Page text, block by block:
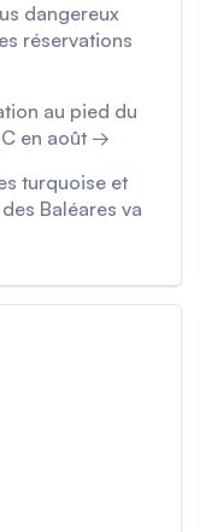
dangereux
réservations
au pied du
en août →
turquoise et
Baléares va